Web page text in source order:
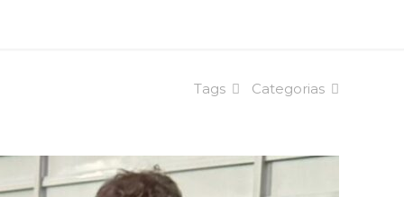
Categorias
Tags